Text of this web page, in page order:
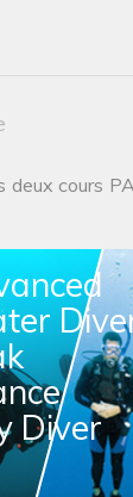
deux cours
Diver